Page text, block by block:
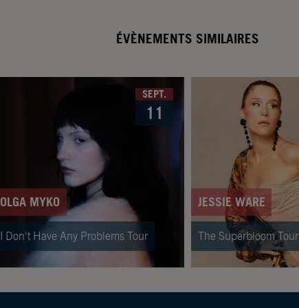
ÉVÈNEMENTS SIMILAIRES
OLGA MYKO
I Don't Have Any Problems Tour
SEPT.
11
JESSIE WARE
The Superbloom Tour